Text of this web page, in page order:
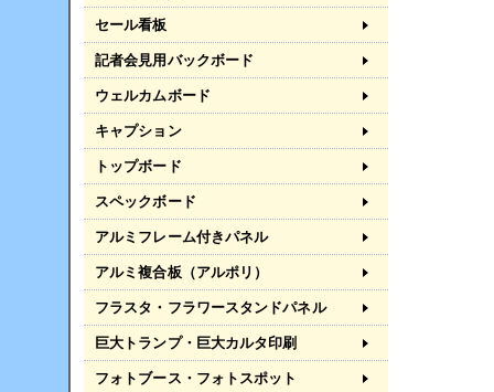
セール看板
記者会見用バックボード
ウェルカムボード
キャプション
トップボード
スペックボード
アルミフレーム付きパネル
アルミ複合板（アルポリ）
フラスタ・フラワースタンドパネル
巨大トランプ・巨大カルタ印刷
フォトブース・フォトスポット